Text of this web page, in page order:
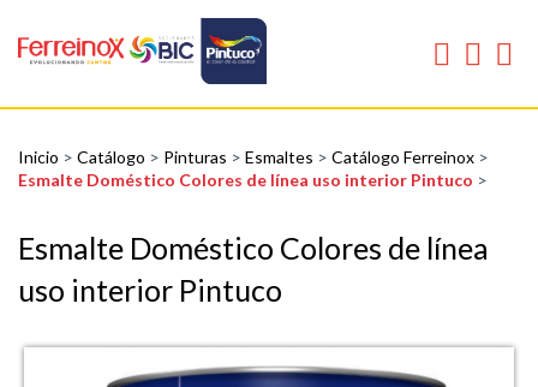
Inicio > Catálogo > Pinturas > Esmaltes > Catálogo Ferreinox >
Esmalte Doméstico Colores de línea uso interior Pintuco >
Esmalte Doméstico Colores de línea
uso interior Pintuco